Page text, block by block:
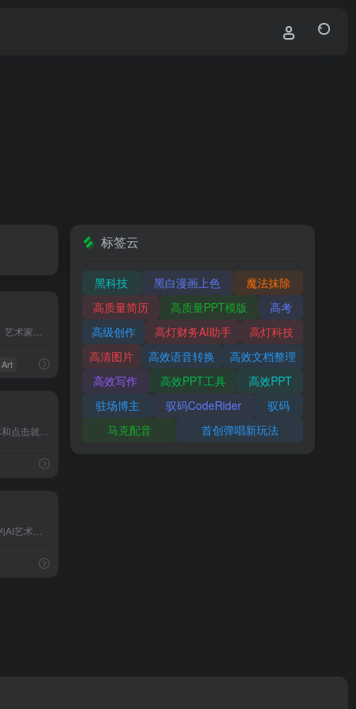
Artguru ai，一个免费在线的AI艺术生成器，让用户能...
标签云
黑科技 黑白漫画上色
魔法抹除
高质量简历
高质量PPT模版
高考
高级创作
高灯财务AI助手
高灯科技
高清图片
高效语音转换
高效文档整理
高效写作
高效PPT工具
高效PPT
驻场博主
驭码CodeRider
驭码
马克配音
首创弹唱新玩法